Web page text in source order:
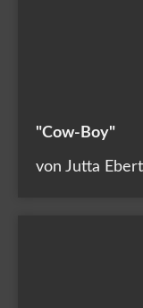
"Cow-Boy"
von Jutta Ebert